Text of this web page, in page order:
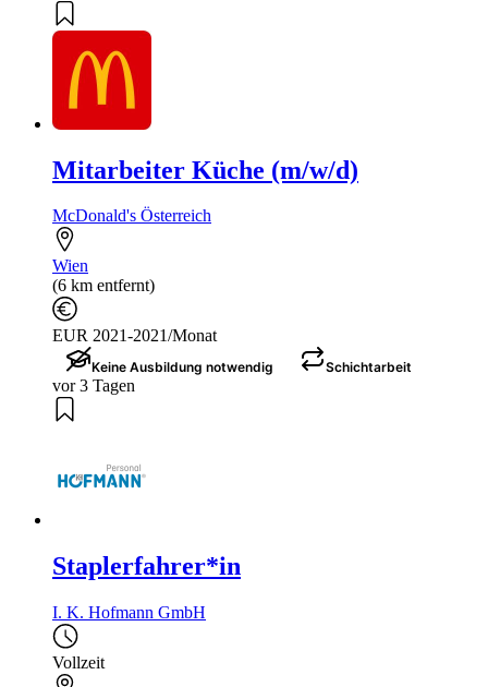
Mitarbeiter Küche (m/w/d)
McDonald's Österreich
Wien
(6 km entfernt)
EUR 2021-2021/Monat
Keine Ausbildung notwendig Schichtarbeit
vor 3 Tagen
Staplerfahrer*in
I. K. Hofmann GmbH
Vollzeit